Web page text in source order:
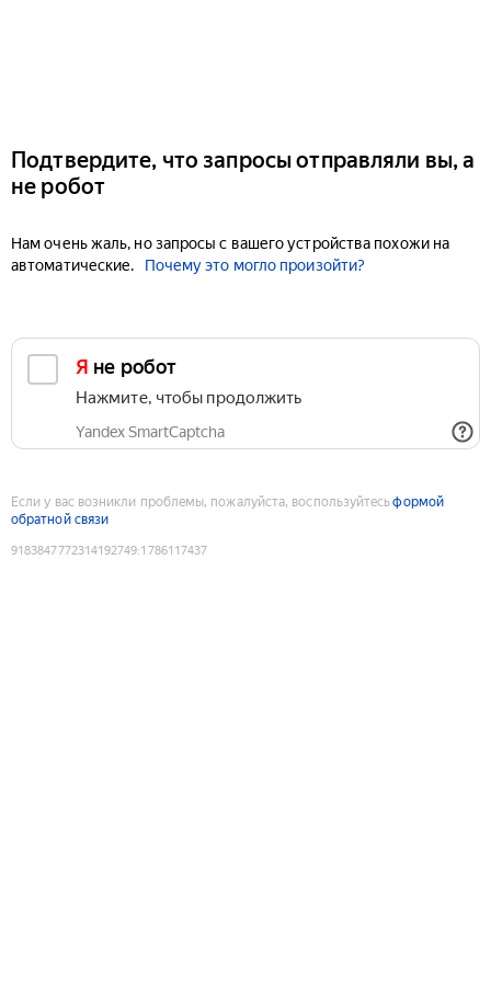
Подтвердите, что запросы отправляли вы, а
не робот
Нам очень жаль, но запросы с вашего устройства похожи на
автоматические.
Почему это могло произойти?
Я не робот
Нажмите, чтобы продолжить
Yandex SmartCaptcha
Если у вас возникли проблемы, пожалуйста, воспользуйтесьформой
обратной связи
9183847772314192749:1786117437